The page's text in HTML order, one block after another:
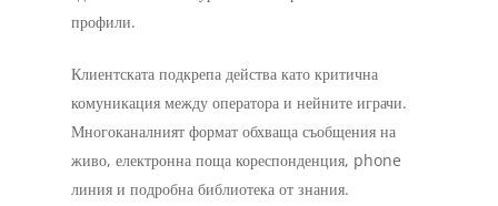
профили.
Клиентската подкрепа действа като критична
комуникация между оператора и нейните играчи.
Многоканалният формат обхваща съобщения на
живо, електронна поща кореспонденция, phone
линия и подробна библиотека от знания.